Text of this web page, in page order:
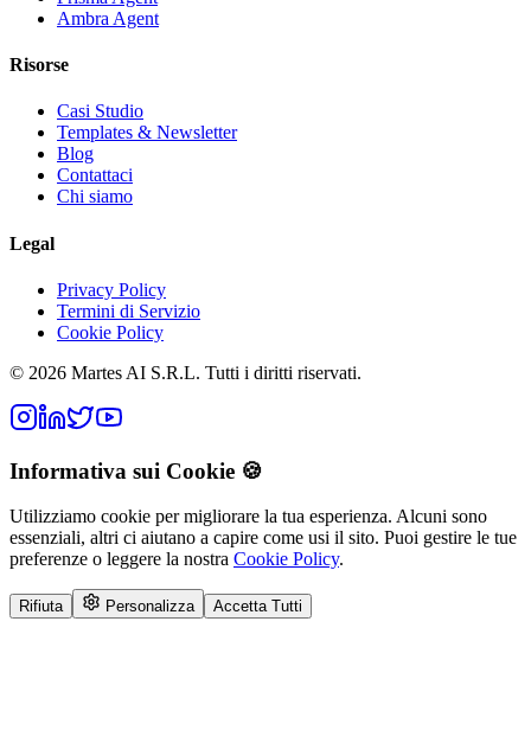
Ambra Agent
Risorse
Casi Studio
Templates & Newsletter
Blog
Contattaci
Chi siamo
Legal
Privacy Policy
Termini di Servizio
Cookie Policy
© 2026 Martes AI S.R.L. Tutti i diritti riservati.
Informativa sui Cookie 🍪
Utilizziamo cookie per migliorare la tua esperienza. Alcuni sono
essenziali, altri ci aiutano a capire come usi il sito. Puoi gestire le tue
preferenze o leggere la nostra Cookie Policy.
Rifiuta Personalizza Accetta Tutti